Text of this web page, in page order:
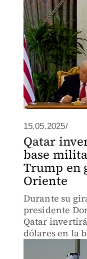
15.05.2025/
Qatar
base
Trump en
Oriente
Durante su
presidente
Qatar
dólares en la